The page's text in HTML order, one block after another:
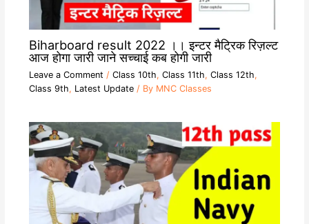
Biharboard result 2022 ।। इन्टर मैट्रिक रिज़ल्ट
आज होगा जारी जाने सच्चाई कब होगी जारी
Leave a Comment / Class 10th, Class 11th, Class 12th,
Class 9th, Latest Update/ By MNC Classes